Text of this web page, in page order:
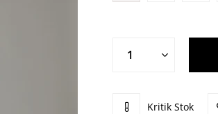
Kritik Stok